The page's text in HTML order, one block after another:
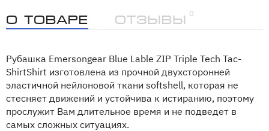
О товаре Отзывы
0
Рубашка Emersongear Blue Lable ZIP Triple Tech Tac-
ShirtShirt изготовлена из прочной двухсторонней
эластичной нейлоновой ткани softshell, которая не
стесняет движений и устойчива к истиранию, поэтому
прослужит Вам длительное время и не подведет в
самых сложных ситуациях.